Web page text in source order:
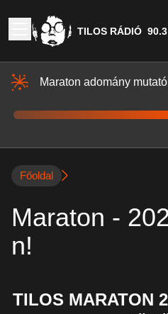
TILOS RÁDIÓ 90.3
Maraton adomány mutató
Főoldal
Maraton -
n!
TILOS MARATON